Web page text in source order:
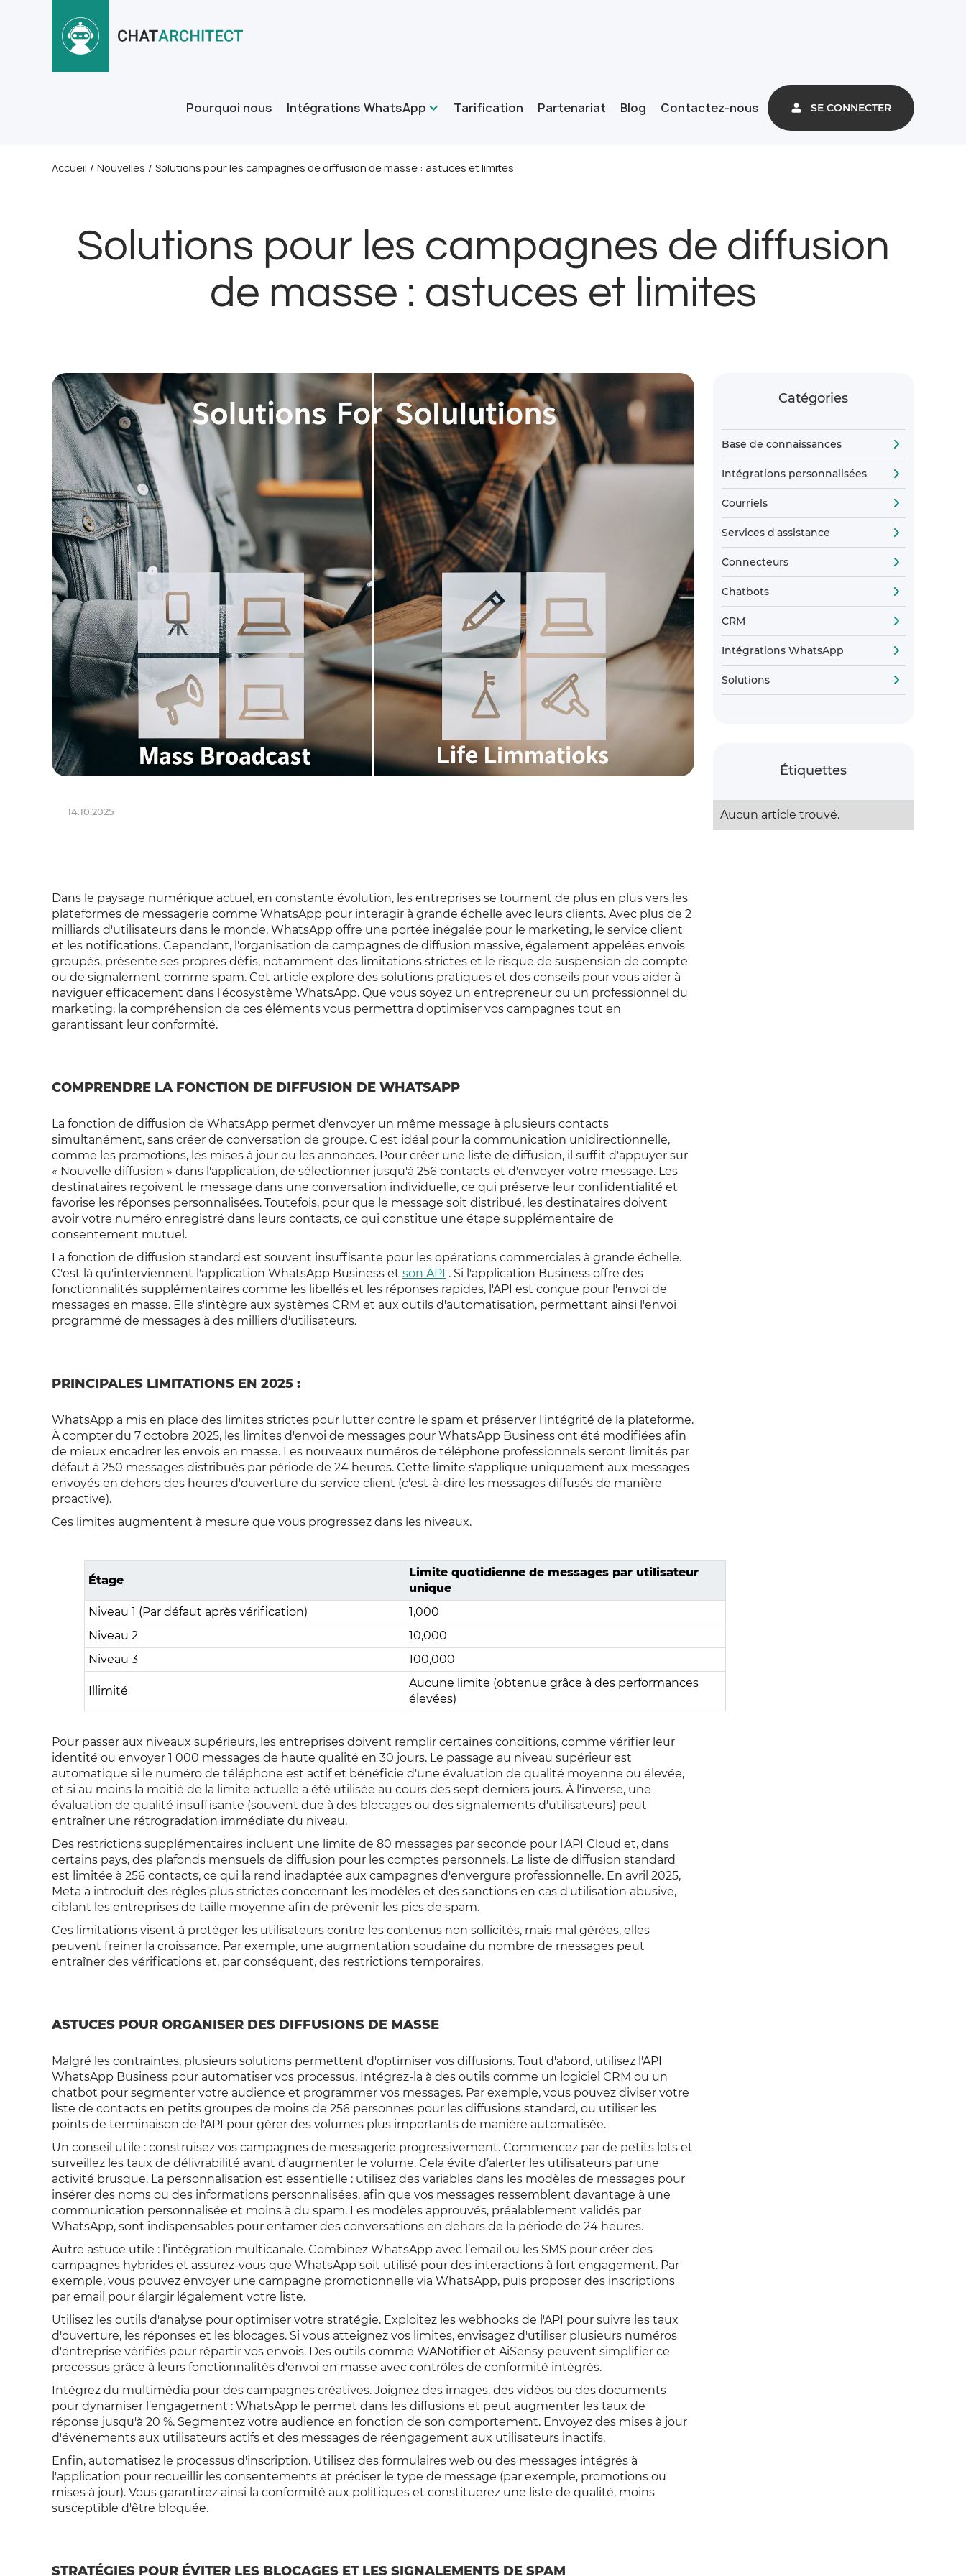
Pourquoi nous Intégrations WhatsApp Tarification Partenariat Blog Contactez-nous SE CONNECTER
Accueil / Nouvelles / Solutions pour les campagnes de diffusion de masse : astuces et limites
Solutions pour les campagnes de diffusion
de masse : astuces et limites
14.10.2025
Dans le paysage numérique actuel, en constante évolution, les entreprises se tournent de plus en plus vers les
plateformes de messagerie comme WhatsApp pour interagir à grande échelle avec leurs clients. Avec plus de 2
milliards d'utilisateurs dans le monde, WhatsApp offre une portée inégalée pour le marketing, le service client
et les notifications. Cependant, l'organisation de campagnes de diffusion massive, également appelées envois
groupés, présente ses propres défis, notamment des limitations strictes et le risque de suspension de compte
ou de signalement comme spam. Cet article explore des solutions pratiques et des conseils pour vous aider à
naviguer efficacement dans l'écosystème WhatsApp. Que vous soyez un entrepreneur ou un professionnel du
marketing, la compréhension de ces éléments vous permettra d'optimiser vos campagnes tout en
garantissant leur conformité.
COMPRENDRE LA FONCTION DE DIFFUSION DE WHATSAPP
La fonction de diffusion de WhatsApp permet d'envoyer un même message à plusieurs contacts
simultanément, sans créer de conversation de groupe. C'est idéal pour la communication unidirectionnelle,
comme les promotions, les mises à jour ou les annonces. Pour créer une liste de diffusion, il suffit d'appuyer sur
« Nouvelle diffusion » dans l'application, de sélectionner jusqu'à 256 contacts et d'envoyer votre message. Les
destinataires reçoivent le message dans une conversation individuelle, ce qui préserve leur confidentialité et
favorise les réponses personnalisées. Toutefois, pour que le message soit distribué, les destinataires doivent
avoir votre numéro enregistré dans leurs contacts, ce qui constitue une étape supplémentaire de
consentement mutuel.
La fonction de diffusion standard est souvent insuffisante pour les opérations commerciales à grande échelle.
C'est là qu'interviennent l'application WhatsApp Business et son API . Si l'application Business offre des
fonctionnalités supplémentaires comme les libellés et les réponses rapides, l'API est conçue pour l'envoi de
messages en masse. Elle s'intègre aux systèmes CRM et aux outils d'automatisation, permettant ainsi l'envoi
programmé de messages à des milliers d'utilisateurs.
PRINCIPALES LIMITATIONS EN 2025 :
WhatsApp a mis en place des limites strictes pour lutter contre le spam et préserver l'intégrité de la plateforme.
À compter du 7 octobre 2025, les limites d'envoi de messages pour WhatsApp Business ont été modifiées afin
de mieux encadrer les envois en masse. Les nouveaux numéros de téléphone professionnels seront limités par
défaut à 250 messages distribués par période de 24 heures. Cette limite s'applique uniquement aux messages
envoyés en dehors des heures d'ouverture du service client (c'est-à-dire les messages diffusés de manière
proactive).
Ces limites augmentent à mesure que vous progressez dans les niveaux.
Étage
Limite quotidienne de messages par utilisateur
unique
Niveau 1 (Par défaut après vérification)
1,000
Niveau 2
10,000
Niveau 3
100,000
Illimité
Aucune limite (obtenue grâce à des performances
élevées)
Pour passer aux niveaux supérieurs, les entreprises doivent remplir certaines conditions, comme vérifier leur
identité ou envoyer 1 000 messages de haute qualité en 30 jours. Le passage au niveau supérieur est
automatique si le numéro de téléphone est actif et bénéficie d'une évaluation de qualité moyenne ou élevée,
et si au moins la moitié de la limite actuelle a été utilisée au cours des sept derniers jours. À l'inverse, une
évaluation de qualité insuffisante (souvent due à des blocages ou des signalements d'utilisateurs) peut
entraîner une rétrogradation immédiate du niveau.
Des restrictions supplémentaires incluent une limite de 80 messages par seconde pour l'API Cloud et, dans
certains pays, des plafonds mensuels de diffusion pour les comptes personnels. La liste de diffusion standard
est limitée à 256 contacts, ce qui la rend inadaptée aux campagnes d'envergure professionnelle. En avril 2025,
Meta a introduit des règles plus strictes concernant les modèles et des sanctions en cas d'utilisation abusive,
ciblant les entreprises de taille moyenne afin de prévenir les pics de spam.
Ces limitations visent à protéger les utilisateurs contre les contenus non sollicités, mais mal gérées, elles
peuvent freiner la croissance. Par exemple, une augmentation soudaine du nombre de messages peut
entraîner des vérifications et, par conséquent, des restrictions temporaires.
ASTUCES POUR ORGANISER DES DIFFUSIONS DE MASSE
Malgré les contraintes, plusieurs solutions permettent d'optimiser vos diffusions. Tout d'abord, utilisez l'API
WhatsApp Business pour automatiser vos processus. Intégrez-la à des outils comme un logiciel CRM ou un
chatbot pour segmenter votre audience et programmer vos messages. Par exemple, vous pouvez diviser votre
liste de contacts en petits groupes de moins de 256 personnes pour les diffusions standard, ou utiliser les
points de terminaison de l'API pour gérer des volumes plus importants de manière automatisée.
Un conseil utile : construisez vos campagnes de messagerie progressivement. Commencez par de petits lots et
surveillez les taux de délivrabilité avant d’augmenter le volume. Cela évite d’alerter les utilisateurs par une
activité brusque. La personnalisation est essentielle : utilisez des variables dans les modèles de messages pour
insérer des noms ou des informations personnalisées, afin que vos messages ressemblent davantage à une
communication personnalisée et moins à du spam. Les modèles approuvés, préalablement validés par
WhatsApp, sont indispensables pour entamer des conversations en dehors de la période de 24 heures.
Autre astuce utile : l’intégration multicanale. Combinez WhatsApp avec l’email ou les SMS pour créer des
campagnes hybrides et assurez-vous que WhatsApp soit utilisé pour des interactions à fort engagement. Par
exemple, vous pouvez envoyer une campagne promotionnelle via WhatsApp, puis proposer des inscriptions
par email pour élargir légalement votre liste.
Utilisez les outils d'analyse pour optimiser votre stratégie. Exploitez les webhooks de l'API pour suivre les taux
d'ouverture, les réponses et les blocages. Si vous atteignez vos limites, envisagez d'utiliser plusieurs numéros
d'entreprise vérifiés pour répartir vos envois. Des outils comme WANotifier et AiSensy peuvent simplifier ce
processus grâce à leurs fonctionnalités d'envoi en masse avec contrôles de conformité intégrés.
Intégrez du multimédia pour des campagnes créatives. Joignez des images, des vidéos ou des documents
pour dynamiser l'engagement : WhatsApp le permet dans les diffusions et peut augmenter les taux de
réponse jusqu'à 20 %. Segmentez votre audience en fonction de son comportement. Envoyez des mises à jour
d'événements aux utilisateurs actifs et des messages de réengagement aux utilisateurs inactifs.
Enfin, automatisez le processus d'inscription. Utilisez des formulaires web ou des messages intégrés à
l'application pour recueillir les consentements et préciser le type de message (par exemple, promotions ou
mises à jour). Vous garantirez ainsi la conformité aux politiques et constituerez une liste de qualité, moins
susceptible d'être bloquée.
STRATÉGIES POUR ÉVITER LES BLOCAGES ET LES SIGNALEMENTS DE SPAM
Catégories
Base de connaissances
Intégrations personnalisées
Courriels
Services d'assistance
Connecteurs
Chatbots
CRM
Intégrations WhatsApp
Solutions
Étiquettes
Aucun article trouvé.